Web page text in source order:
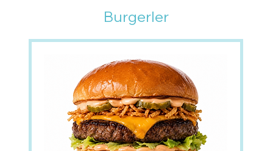
Burgerler